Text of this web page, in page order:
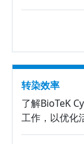
转染效率
了解BioTeK
工作，以优化